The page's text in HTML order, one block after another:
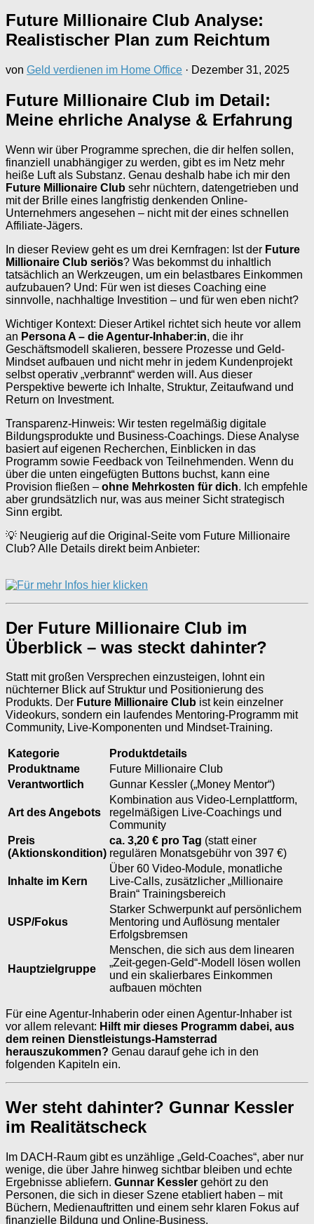
Future Millionaire Club Analyse:
Realistischer Plan zum Reichtum
von Geld verdienen im Home Office · Dezember 31, 2025
Future Millionaire Club im Detail:
Meine ehrliche Analyse & Erfahrung
Wenn wir über Programme sprechen, die dir helfen sollen,
finanziell unabhängiger zu werden, gibt es im Netz mehr
heiße Luft als Substanz. Genau deshalb habe ich mir den
Future Millionaire Club sehr nüchtern, datengetrieben und
mit der Brille eines langfristig denkenden Online-
Unternehmers angesehen – nicht mit der eines schnellen
Affiliate-Jägers.
In dieser Review geht es um drei Kernfragen: Ist der Future
Millionaire Club seriös? Was bekommst du inhaltlich
tatsächlich an Werkzeugen, um ein belastbares Einkommen
aufzubauen? Und: Für wen ist dieses Coaching eine
sinnvolle, nachhaltige Investition – und für wen eben nicht?
Wichtiger Kontext: Dieser Artikel richtet sich heute vor allem
an Persona A – die Agentur-Inhaber:in, die ihr
Geschäftsmodell skalieren, bessere Prozesse und Geld-
Mindset aufbauen und nicht mehr in jedem Kundenprojekt
selbst operativ „verbrannt“ werden will. Aus dieser
Perspektive bewerte ich Inhalte, Struktur, Zeitaufwand und
Return on Investment.
Transparenz-Hinweis: Wir testen regelmäßig digitale
Bildungsprodukte und Business-Coachings. Diese Analyse
basiert auf eigenen Recherchen, Einblicken in das
Programm sowie Feedback von Teilnehmenden. Wenn du
über die unten eingefügten Buttons buchst, kann eine
Provision fließen – ohne Mehrkosten für dich. Ich empfehle
aber grundsätzlich nur, was aus meiner Sicht strategisch
Sinn ergibt.
💡 Neugierig auf die Original-Seite vom Future Millionaire
Club? Alle Details direkt beim Anbieter:
Der Future Millionaire Club im
Überblick – was steckt dahinter?
Statt mit großen Versprechen einzusteigen, lohnt ein
nüchterner Blick auf Struktur und Positionierung des
Produkts. Der Future Millionaire Club ist kein einzelner
Videokurs, sondern ein laufendes Mentoring-Programm mit
Community, Live-Komponenten und Mindset-Training.
Kategorie
Produktdetails
Produktname
Future Millionaire Club
Verantwortlich
Gunnar Kessler („Money Mentor“)
Art des Angebots
Kombination aus Video-Lernplattform,
regelmäßigen Live-Coachings und
Community
Preis
(Aktionskondition)
ca. 3,20 € pro Tag (statt einer
regulären Monatsgebühr von 397 €)
Inhalte im Kern
Über 60 Video-Module, monatliche
Live-Calls, zusätzlicher „Millionaire
Brain“ Trainingsbereich
USP/Fokus
Starker Schwerpunkt auf persönlichem
Mentoring und Auflösung mentaler
Erfolgsbremsen
Hauptzielgruppe
Menschen, die sich aus dem linearen
„Zeit-gegen-Geld“-Modell lösen wollen
und ein skalierbares Einkommen
aufbauen möchten
Für eine Agentur-Inhaberin oder einen Agentur-Inhaber ist
vor allem relevant: Hilft mir dieses Programm dabei, aus
dem reinen Dienstleistungs-Hamsterrad
herauszukommen? Genau darauf gehe ich in den
folgenden Kapiteln ein.
Wer steht dahinter? Gunnar Kessler
im Realitätscheck
Im DACH-Raum gibt es unzählige „Geld-Coaches“, aber nur
wenige, die über Jahre hinweg sichtbar bleiben und echte
Ergebnisse abliefern. Gunnar Kessler gehört zu den
Personen, die sich in dieser Szene etabliert haben – mit
Büchern, Medienauftritten und einem sehr klaren Fokus auf
finanzielle Bildung und Online-Business.